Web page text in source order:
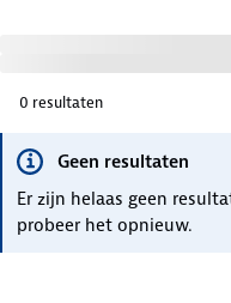
0 resultaten
Geen resultaten
Er zijn helaas geen
probeer het opnieuw.